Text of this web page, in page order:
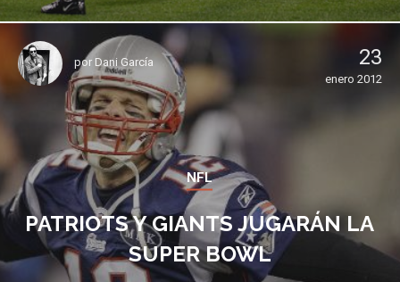
por Dani García 23
enero 2012
NFL
PATRIOTS Y GIANTS JUGARÁN LA
SUPER BOWL